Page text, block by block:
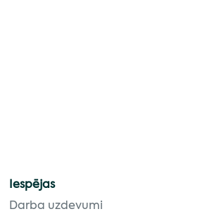
Iespējas
Darba uzdevumi